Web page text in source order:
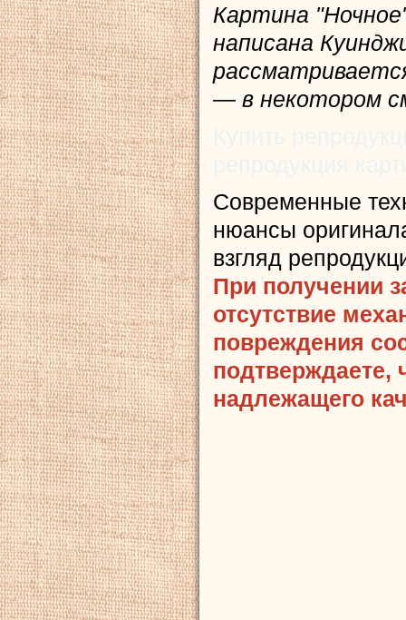
Картина
написана
— в некотором
Современные
нюансы
взгляд
При получении
отсутствие
повреждения
подтверждаете,
надлежащего